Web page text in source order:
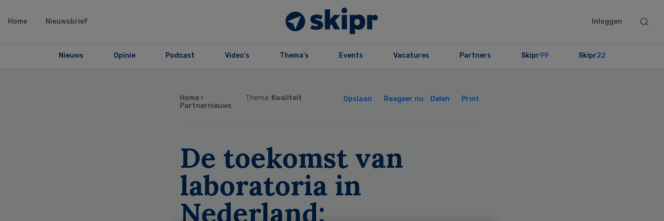
Home Nieuwsbrief Inloggen
Search
Nieuws Opinie Podcast Video’s Thema’s Events Vacatures Partners Skipr99 Skipr22
Home ›
Partnernieuws
Thema: Kwaliteit Opslaan Reageer nu Delen Print
De toekomst van
laboratoria in
Nederland: